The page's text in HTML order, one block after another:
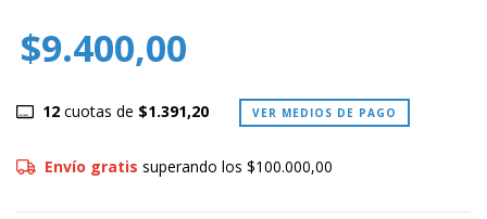
$9.400,00
12cuotas de $1.391,20 VER MEDIOS DE PAGO
Envío gratis superando los $100.000,00